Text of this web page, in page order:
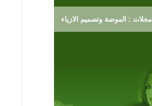
مجلات : الموضة وتصميم الازياء